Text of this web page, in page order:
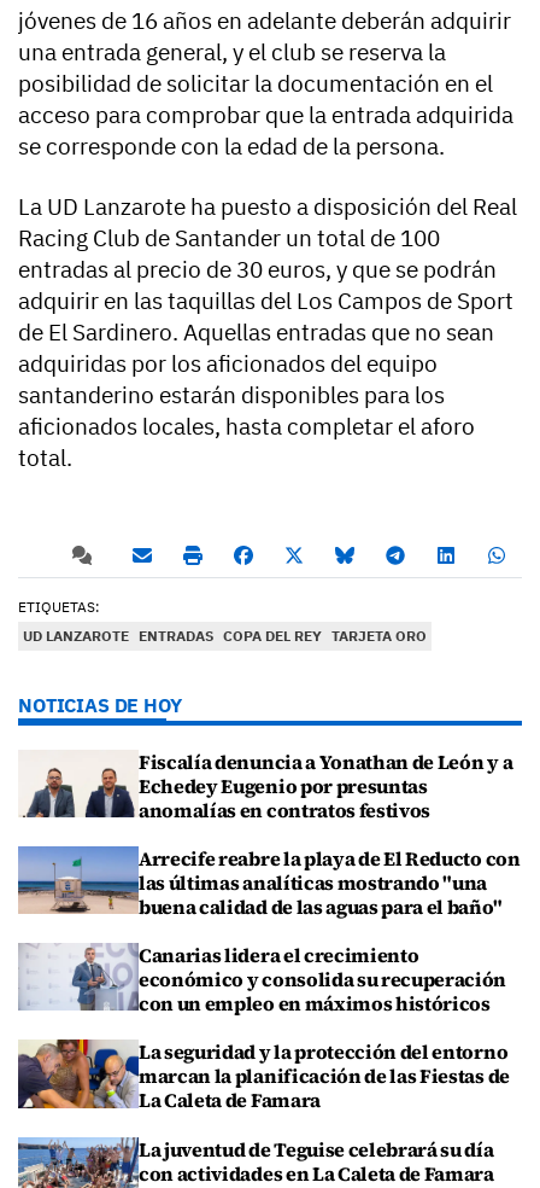
jóvenes de 16 años en adelante deberán adquirir
una entrada general, y el club se reserva la
posibilidad de solicitar la documentación en el
acceso para comprobar que la entrada adquirida
se corresponde con la edad de la persona.
La UD Lanzarote ha puesto a disposición del Real
Racing Club de Santander un total de 100
entradas al precio de 30 euros, y que se podrán
adquirir en las taquillas del Los Campos de Sport
de El Sardinero. Aquellas entradas que no sean
adquiridas por los aficionados del equipo
santanderino estarán disponibles para los
aficionados locales, hasta completar el aforo
total.
ETIQUETAS:
UD LANZAROTE ENTRADAS COPA DEL REY TARJETA ORO
NOTICIAS DE HOY
Fiscalía denuncia a Yonathan de León y a
Echedey Eugenio por presuntas
anomalías en contratos festivos
Arrecife reabre la playa de El Reducto con
las últimas analíticas mostrando "una
buena calidad de las aguas para el baño"
Canarias lidera el crecimiento
económico y consolida su recuperación
con un empleo en máximos históricos
La seguridad y la protección del entorno
marcan la planificación de las Fiestas de
La Caleta de Famara
La juventud de Teguise celebrará su día
con actividades en La Caleta de Famara